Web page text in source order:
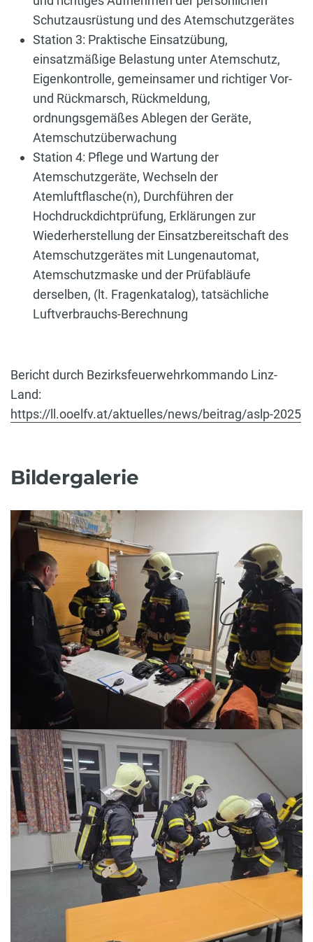
Schutzausrüstung und des Atemschutzgerätes
Station 3: Praktische Einsatzübung,
einsatzmäßige Belastung unter Atemschutz,
Eigenkontrolle, gemeinsamer und richtiger Vor-
und Rückmarsch, Rückmeldung,
ordnungsgemäßes Ablegen der Geräte,
Atemschutzüberwachung
Station 4: Pflege und Wartung der
Atemschutzgeräte, Wechseln der
Atemluftflasche(n), Durchführen der
Hochdruckdichtprüfung, Erklärungen zur
Wiederherstellung der Einsatzbereitschaft des
Atemschutzgerätes mit Lungenautomat,
Atemschutzmaske und der Prüfabläufe
derselben, (lt. Fragenkatalog), tatsächliche
Luftverbrauchs-Berechnung
Bericht durch Bezirksfeuerwehrkommando Linz-
Land:
https://ll.ooelfv.at/aktuelles/news/beitrag/aslp-2025
Bildergalerie